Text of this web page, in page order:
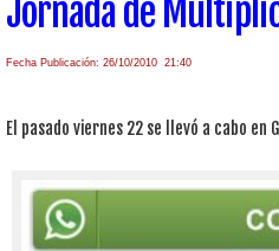
Jornada de
Fecha Publicación: 26/10/2010 21:40
El pasado viernes 22 se llevó a cabo en